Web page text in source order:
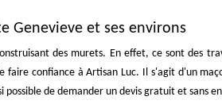
Genevieve et ses environs
des murets. En effet, ce sont des
confiance à Artisan Luc. Il s'agit d'un
de demander un devis gratuit et sans